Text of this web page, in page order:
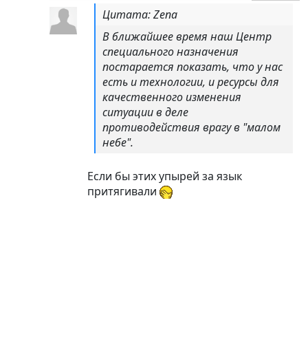
Цитата: Zena
В ближайшее время наш Центр
специального назначения
постарается показать, что у нас
есть и технологии, и ресурсы для
качественного изменения
ситуации в деле
противодействия врагу в "малом
небе".
Если бы этих упырей за язык
притягивали